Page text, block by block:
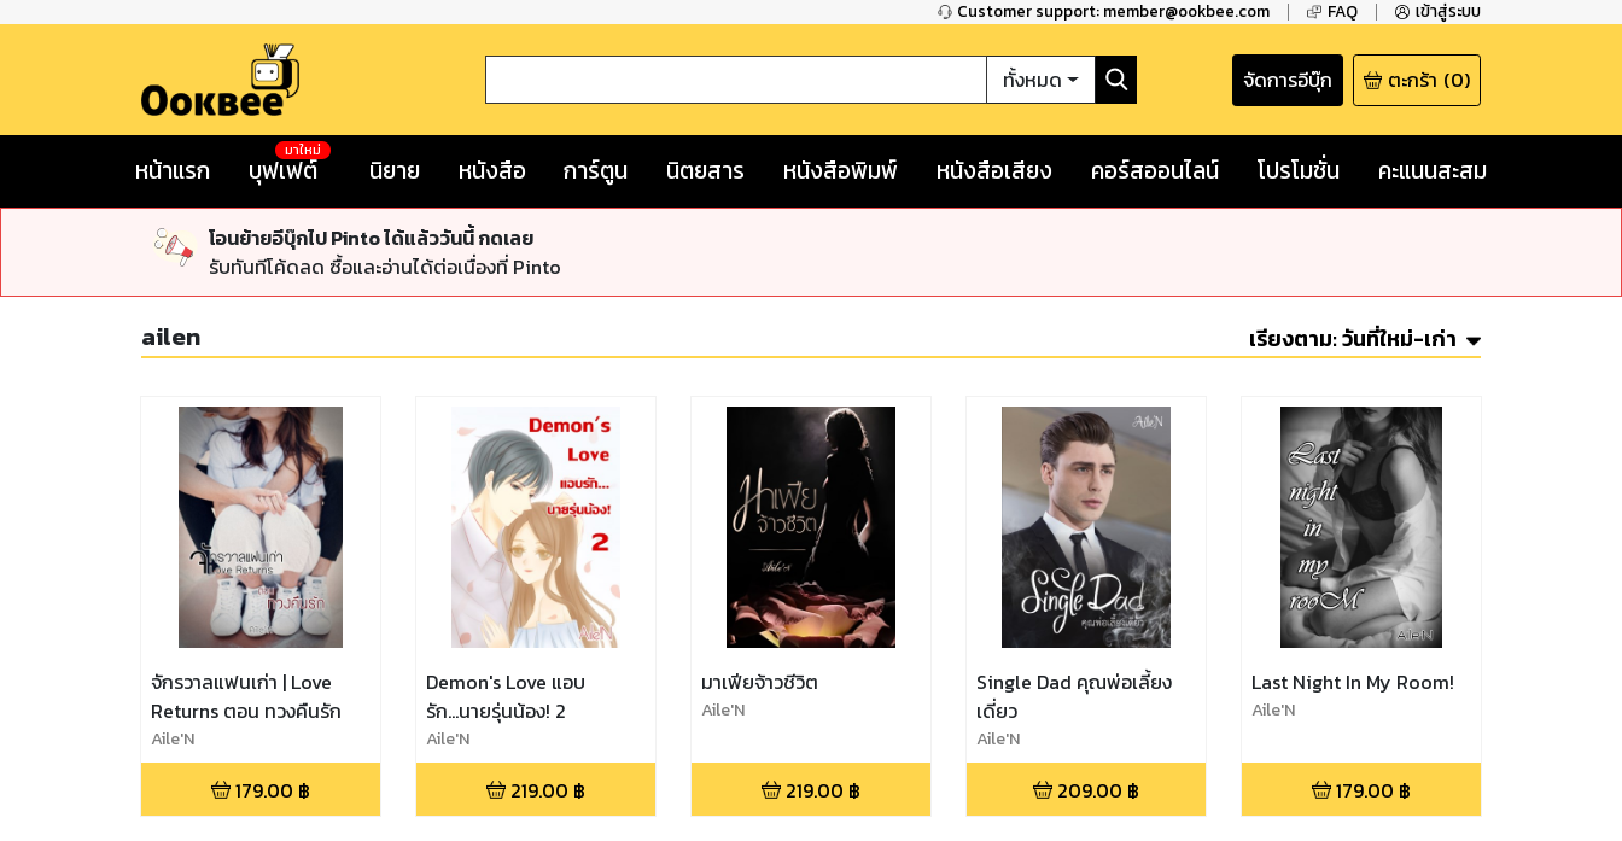
Customer support: member@ookbee.com FAQ เข้าสู่ระบบ
ทั้งหมด จัดการอีบุ๊ก ตะกร้า (0)
หน้าแรก บุฟเฟต์
มาใหม่
นิยาย หนังสือ การ์ตูน นิตยสาร หนังสือพิมพ์ หนังสือเสียง คอร์สออนไลน์ โปรโมชั่น คะแนนสะสม
โอนย้ายอีบุ๊กไป Pinto ได้แล้ววันนี้ กดเลย
รับทันทีโค้ดลด ซื้อและอ่านได้ต่อเนื่องที่ Pinto
ailen เรียงตาม:วันที่ใหม่-เก่า
จักรวาลแฟนเก่า | Love
Returns ตอน ทวงคืนรัก
Aile'N
179.00 ฿
Demon's Love แอบ
รัก...นายรุ่นน้อง! 2
Aile'N
219.00 ฿
มาเฟียจ้าวชีวิต
Aile'N
219.00 ฿
Single Dad คุณพ่อเลี้ยง
เดี่ยว
Aile'N
209.00 ฿
Last Night In My Room!
Aile'N
179.00 ฿